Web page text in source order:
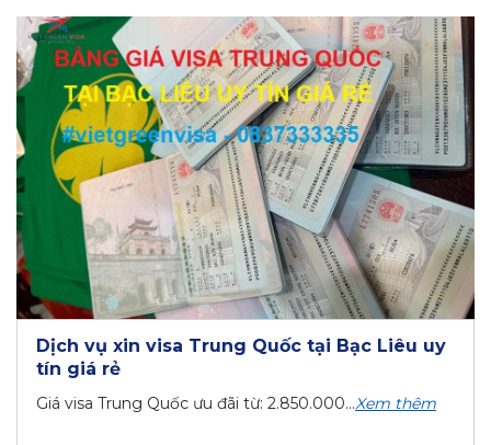
Dịch vụ xin visa Trung Quốc tại Bạc Liêu uy
tín giá rẻ
Giá visa Trung Quốc ưu đãi từ: 2.850.000...Xem thêm